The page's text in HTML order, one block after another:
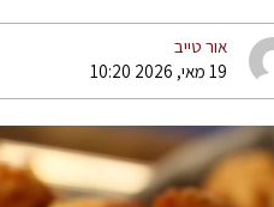
אור טייב
19 מאי, 2026 10:20